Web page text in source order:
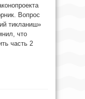
Вопрос
тикланиш»
что
часть 2